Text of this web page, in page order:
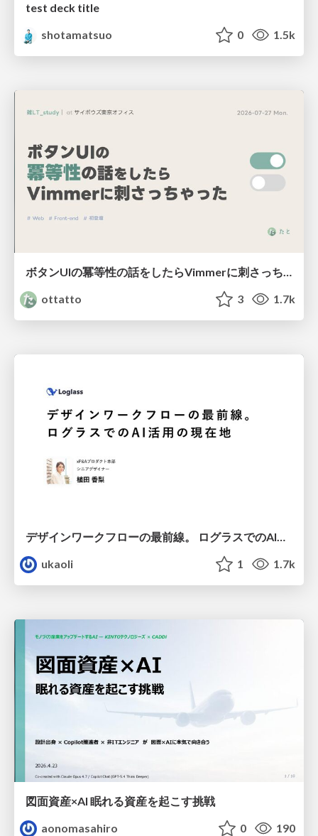
test deck title
shotamatsuo
0 1.5k
ボタンUIの冪等性の話をしたらVimmerに刺さっちゃった
ottatto
3 1.7k
ukaoli
1 1.7k
図面資産×AI 眠れる資産を起こす挑戦
aonomasahiro
0 190